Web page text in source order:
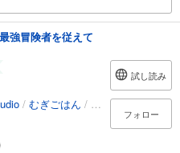
強冒険者を従えて
/ むぎごはん / しお
試し読み
フォロー